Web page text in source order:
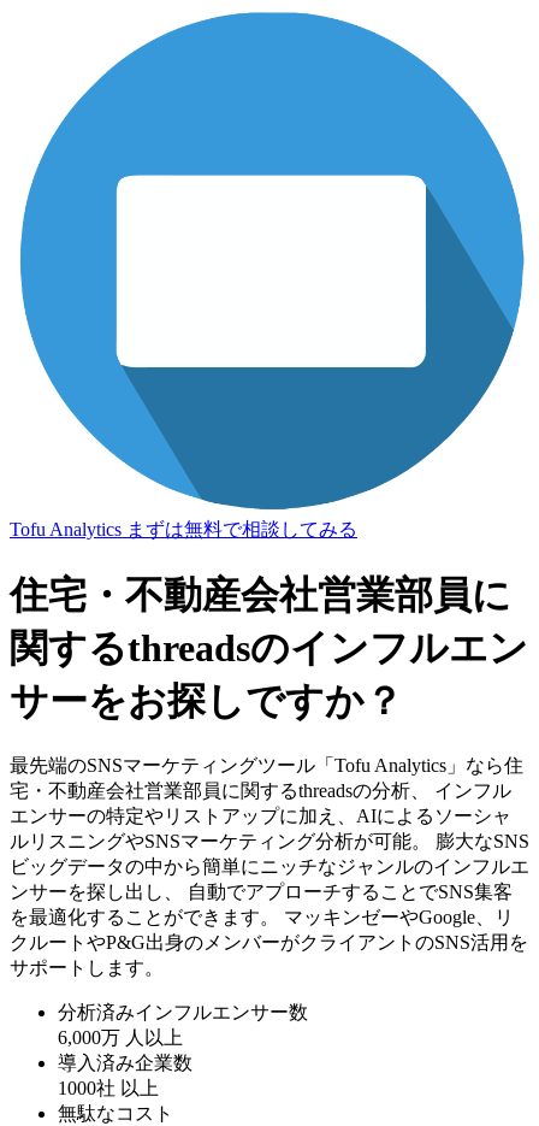
Tofu Analytics まずは無料で相談してみる
住宅・不動産会社営業部員に
関するthreadsのインフルエン
サーをお探しですか？
最先端のSNSマーケティングツール「Tofu Analytics」なら住
宅・不動産会社営業部員に関するthreadsの分析、 インフル
エンサーの特定やリストアップに加え、AIによるソーシャ
ルリスニングやSNSマーケティング分析が可能。 膨大なSNS
ビッグデータの中から簡単にニッチなジャンルのインフルエ
ンサーを探し出し、 自動でアプローチすることでSNS集客
を最適化することができます。 マッキンゼーやGoogle、リ
クルートやP&G出身のメンバーがクライアントのSNS活用を
サポートします。
分析済みインフルエンサー数
6,000万 人以上
導入済み企業数
1000社 以上
無駄なコスト